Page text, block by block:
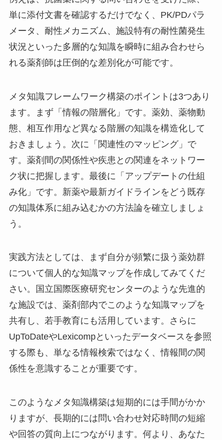
単に添付文書を確認するだけでなく、PK/PDパラ
メータ、耐性メカニズム、施設特有の耐性菌発生
状況といった多層的な知識を瞬時に組み合わせら
れる薬剤師は圧倒的な差別化が可能です。
メタ知識フレームワーク構築のポイントは3つあり
ます。まず「情報の階層化」です。薬効、薬物動
態、相互作用など異なる階層の知識を構造化して
おきましょう。次に「関連性のマッピング」で
す。薬剤間の関係性や疾患との関連をネットワー
ク状に把握します。最後に「アップデートの仕組
み化」です。新薬や最新ガイドラインをどう既存
の知識体系に組み込むかの方法論を確立しましょ
う。
実践方法としては、まず自分が頻繁に扱う薬効群
について個人的な知識マップを作成してみてくだ
さい。国立国際医療研究センターのような先進的
な施設では、薬剤部内でこのような知識マップを
共有し、若手教育にも活用しています。さらに
UpToDateやLexicompといったデータベースを参照
する際も、単なる情報検索ではなく、情報間の関
係性を意識することが重要です。
このようなメタ知識構築は短期的には手間がかか
りますが、長期的には問い合わせ対応時間の短縮
や回答の質向上につながります。何より、あなた